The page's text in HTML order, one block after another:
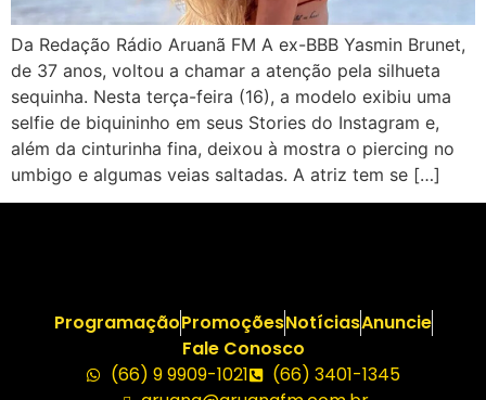
Da Redação Rádio Aruanã FM A ex-BBB Yasmin Brunet,
de 37 anos, voltou a chamar a atenção pela silhueta
sequinha. Nesta terça-feira (16), a modelo exibiu uma
selfie de biquininho em seus Stories do Instagram e,
além da cinturinha fina, deixou à mostra o piercing no
umbigo e algumas veias saltadas. A atriz tem se […]
ProgramaçãoPromoçõesNotíciasAnuncie
Fale Conosco
(66) 9 9909-1021
(66) 3401-1345